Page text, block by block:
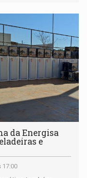
da Energisa
e
17:00